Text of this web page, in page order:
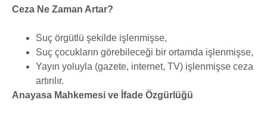
Ceza Ne Zaman Artar?
Suç örgütlü şekilde işlenmişse,
Suç çocukların görebileceği bir ortamda işlenmişse,
Yayın yoluyla (gazete, internet, TV) işlenmişse ceza
artırılır.
Anayasa Mahkemesi ve İfade Özgürlüğü